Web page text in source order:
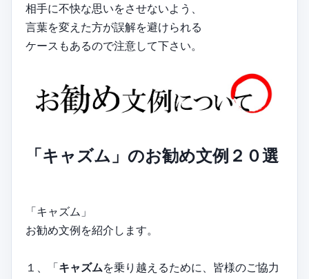
相手に不快な思いをさせないよう、
言葉を変えた方が誤解を避けられる
ケースもあるので注意して下さい。
「キャズム」のお勧め文例２０選
「キャズム」
お勧め文例を紹介します。
１、「キャズムを乗り越えるために、皆様のご協力